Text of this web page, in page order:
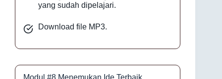
yang sudah dipelajari.
Download file MP3.